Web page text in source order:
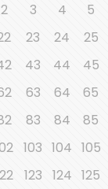
2 3 4 5
23 24 25
43 44 45
63 64 65
83 84 85
103 104 105
123 124 125